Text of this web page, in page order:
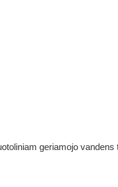
geriamojo vandens